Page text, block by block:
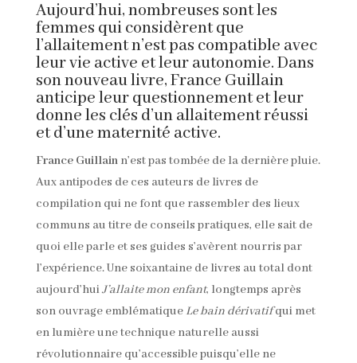
Aujourd’hui, nombreuses sont les
femmes qui considèrent que
l’allaitement n’est pas compatible avec
leur vie active et leur autonomie. Dans
son nouveau livre, France Guillain
anticipe leur questionnement et leur
donne les clés d’un allaitement réussi
et d’une maternité active.
France Guillainn’est pas tombée de la dernière pluie.
Aux antipodes de ces auteurs de livres de
compilation qui ne font que rassembler des lieux
communs au titre de conseils pratiques, elle sait de
quoi elle parle et ses guides s’avèrent nourris par
l’expérience. Une soixantaine de livres au total dont
aujourd’huiJ’allaite mon enfant, longtemps après
son ouvrage emblématiqueLe bain dérivatifqui met
en lumière une technique naturelle aussi
révolutionnaire qu’accessible puisqu’elle ne